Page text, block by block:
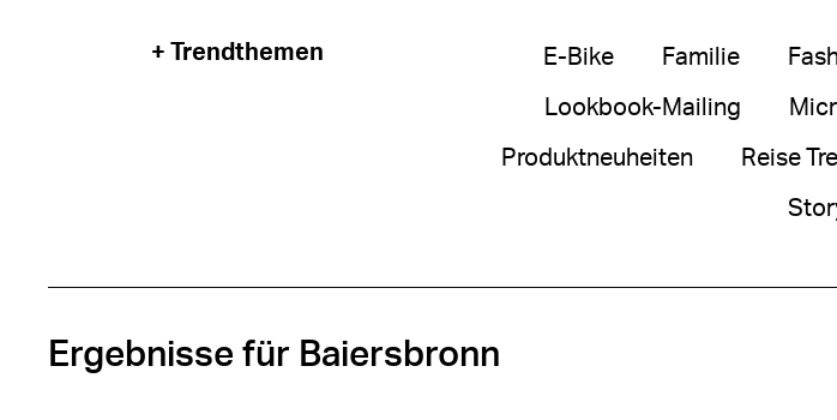
+ Trendthemen E-Bike Familie
Lookbook-Mailing
Produktneuheiten Reise
Ergebnisse für Baiersbronn